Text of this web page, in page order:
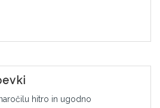
hitro in ugodno